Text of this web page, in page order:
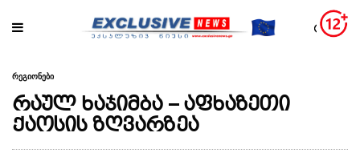
რეგიონები
რაულ ხაჯიმბა – აფხაზეთი
ქაოსის ზღვარზეა